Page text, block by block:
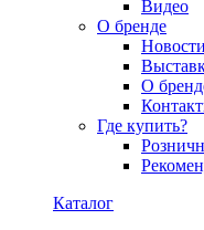
Видео
О бренде
Новости
О
Где купить?
Каталог